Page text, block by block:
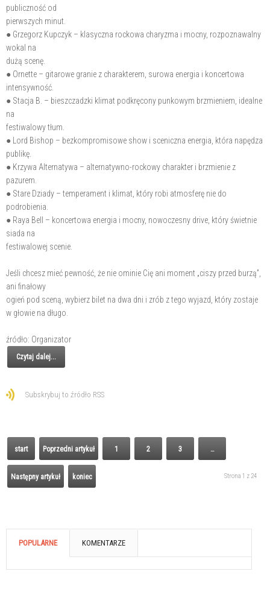
publiczność od
pierwszych minut.
● Grzegorz Kupczyk – klasyczna rockowa charyzma i mocny, rozpoznawalny
wokal na
dużą scenę.
● Ornette – gitarowe granie z charakterem, surowa energia i koncertowa
intensywność.
● Stacja B. – bieszczadzki klimat podkręcony punkowym brzmieniem, idealne
na
festiwalowy tłum.
● Lord Bishop – bezkompromisowe show i sceniczna energia, która napędza
publikę.
● Krzywa Alternatywa – alternatywno-rockowy charakter i brzmienie z
pazurem.
● Stare Dziady – temperament i klimat, który robi atmosferę nie do
podrobienia.
● Raya Bell – koncertowa energia i mocny, nowoczesny drive, który świetnie
siada na
festiwalowej scenie.
Jeśli chcesz mieć pewność, że nie ominie Cię ani moment „ciszy przed burzą”,
ani finałowy
ogień pod sceną, wybierz bilet na dwa dni i zrób z tego wyjazd, który zostaje
w głowie na długo.
źródło: Organizator
Czytaj dalej...
Subskrybuj to źródło RSS
start Poprzedni artykuł 1 2 3 …
Następny artykuł koniec Strona 1 z 24
POPULARNE KOMENTARZE